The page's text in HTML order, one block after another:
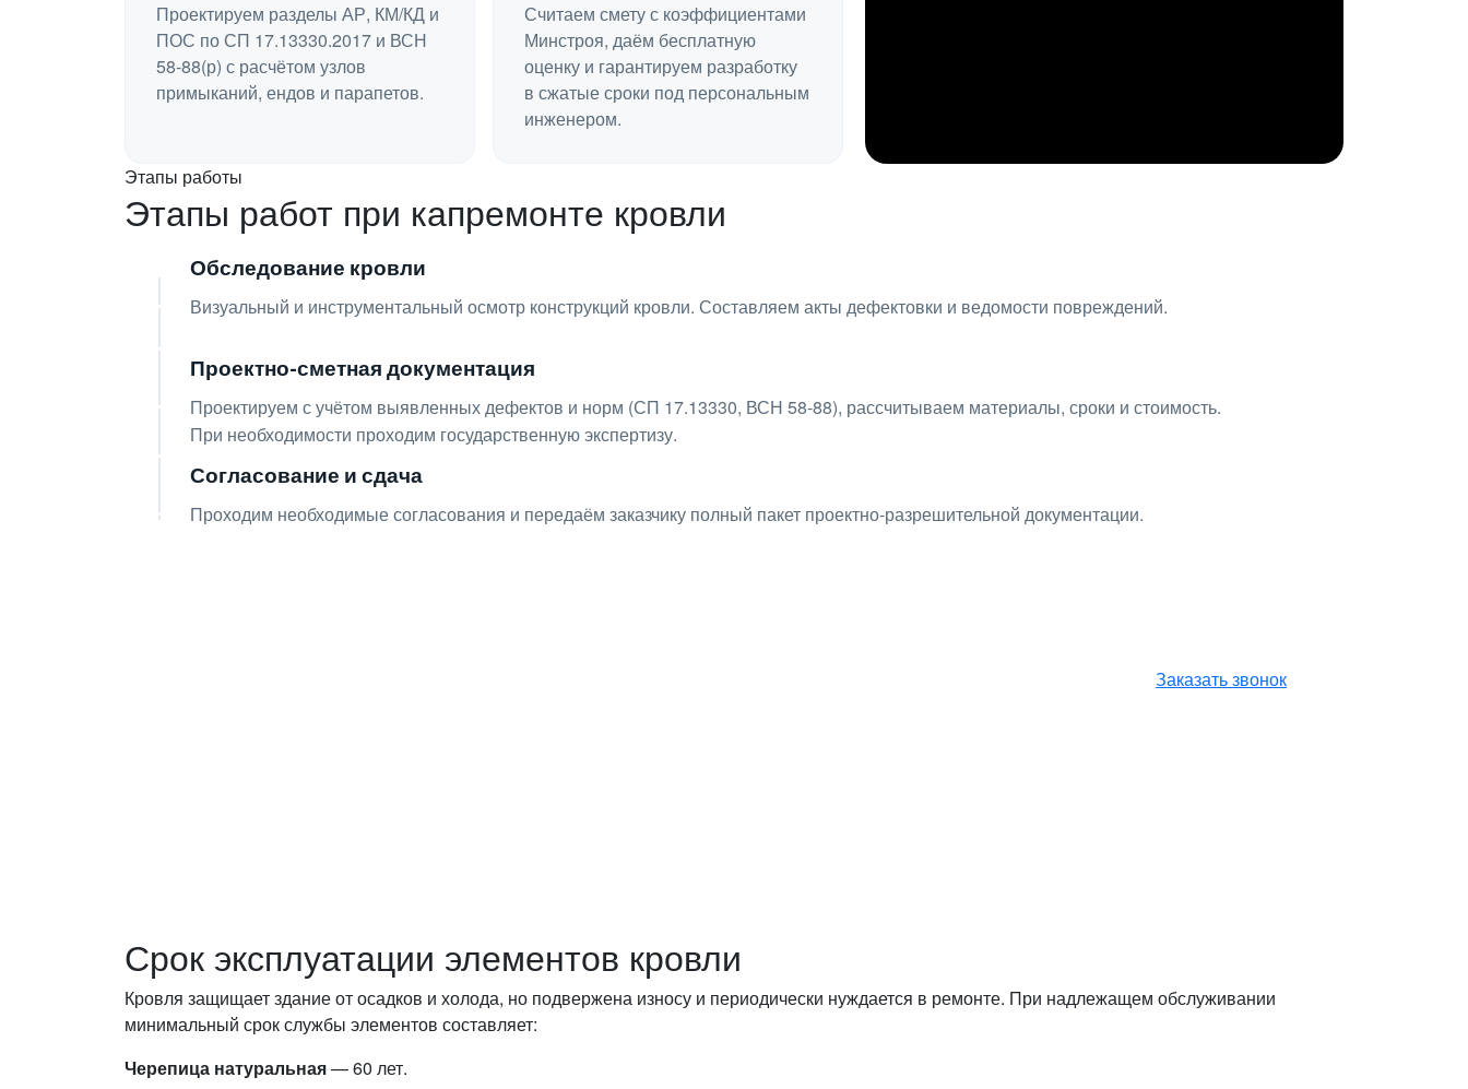
Проектируем разделы АР, КМ/КД и
ПОС по СП 17.13330.2017 и ВСН
58-88(р) с расчётом узлов
примыканий, ендов и парапетов.
Считаем смету с коэффициентами
Минстроя, даём бесплатную
оценку и гарантируем разработку
в сжатые сроки под персональным
инженером.
Этапы работы
Этапы работ при капремонте кровли
01 Обследование кровли
Визуальный и инструментальный осмотр конструкций кровли. Составляем акты дефектовки и ведомости повреждений.
Проектно-сметная документация
Проектируем с учётом выявленных дефектов и норм (СП 17.13330, ВСН 58-88), рассчитываем материалы, сроки и стоимость.
При необходимости проходим государственную экспертизу.
Согласование и сдача
Проходим необходимые согласования и передаём заказчику полный пакет проектно-разрешительной документации.
Заказать звонок
Срок эксплуатации элементов кровли
Кровля защищает здание от осадков и холода, но подвержена износу и периодически нуждается в ремонте. При надлежащем обслуживании
минимальный срок службы элементов составляет:
Черепица натуральная— 60 лет.